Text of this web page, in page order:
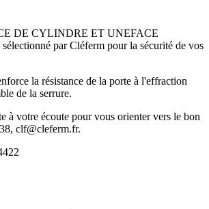
DE CYLINDRE ET UNEFACE
par Cléferm pour la sécurité de vos
la résistance de la porte à l'effraction
de la serrure.
à votre écoute pour vous orienter vers le bon
clf@cleferm.fr.